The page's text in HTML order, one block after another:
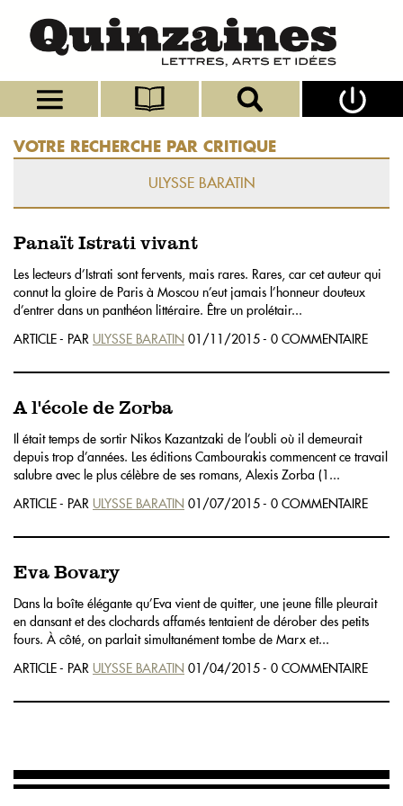
VOTRE RECHERCHE PAR CRITIQUE
ULYSSE BARATIN
Panaït Istrati vivant
Les lecteurs d’Istrati sont fervents, mais rares. Rares, car cet auteur qui
connut la gloire de Paris à Moscou n’eut jamais l’honneur douteux
d’entrer dans un panthéon littéraire. Être un prolétair...
ARTICLE - PAR ULYSSE BARATIN 01/11/2015 - 0 COMMENTAIRE
A l'école de Zorba
Il était temps de sortir Nikos Kazantzaki de l’oubli où il demeurait
depuis trop d’années. Les éditions Cambourakis commencent ce travail
salubre avec le plus célèbre de ses romans, Alexis Zorba (1...
ARTICLE - PAR ULYSSE BARATIN 01/07/2015 - 0 COMMENTAIRE
Eva Bovary
Dans la boîte élégante qu’Eva vient de quitter, une jeune fille pleurait
en dansant et des clochards affamés tentaient de dérober des petits
fours. À côté, on parlait simultanément tombe de Marx et...
ARTICLE - PAR ULYSSE BARATIN 01/04/2015 - 0 COMMENTAIRE